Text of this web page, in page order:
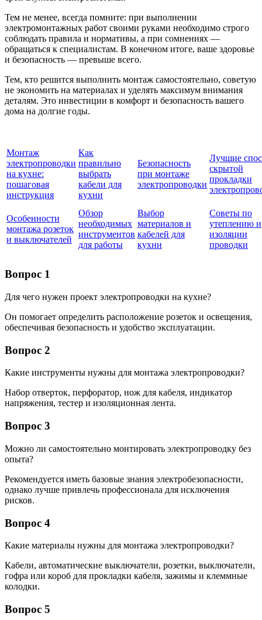
Тем не менее, всегда помните: при выполнении
электромонтажных работ своими руками необходимо строго
соблюдать правила и нормативы, а при сомнениях —
обращаться к специалистам. В конечном итоге, ваше здоровье
и безопасность — превыше всего.
Тем, кто решится выполнить монтаж самостоятельно, советую
не экономить на материалах и уделять максимум внимания
деталям. Это инвестиции в комфорт и безопасность вашего
дома на долгие годы.
Монтаж
электропроводки
на кухне:
пошаговая
инструкция
Как
правильно
выбрать
кабели для
кухни
Безопасность
при монтажe
электропроводки
Лучшие
скрытой
прокладки
Особенности
монтажа розеток
и выключателей
Обзор
необходимых
инструментов
для работы
Выбор
материалов и
кабелей для
кухни
Советы по
утеплению и
изоляции
проводки
Вопрос 1
Для чего нужен проект электропроводки на кухне?
Он помогает определить расположение розеток и освещения,
обеспечивая безопасность и удобство эксплуатации.
Вопрос 2
Какие инструменты нужны для монтажа электропроводки?
Набор отверток, перфоратор, нож для кабеля, индикатор
напряжения, тестер и изоляционная лента.
Вопрос 3
Можно ли самостоятельно монтировать электропроводку без
опыта?
Рекомендуется иметь базовые знания электробезопасности,
однако лучше привлечь профессионала для исключения
рисков.
Вопрос 4
Какие материалы нужны для монтажа электропроводки?
Кабели, автоматические выключатели, розетки, выключатели,
гофра или короб для прокладки кабеля, зажимы и клеммные
колодки.
Вопрос 5